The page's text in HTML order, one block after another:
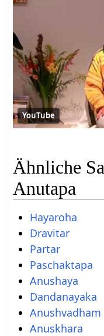
YouTube
Ähnliche
Anutapa
Hayaroha
Dravitar
Partar
Paschaktapa
Anushaya
Dandanayaka
Anushvadham
Anuskhara